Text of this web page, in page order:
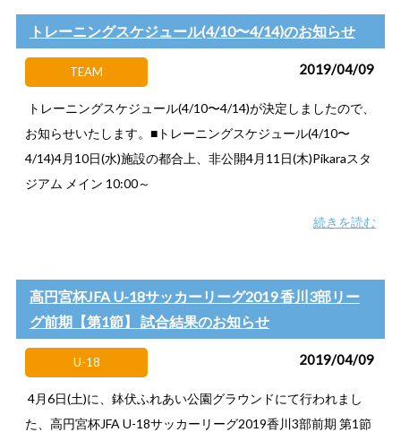
トレーニングスケジュール(4/10〜4/14)のお知らせ
TEAM 2019/04/09
トレーニングスケジュール(4/10〜4/14)が決定しましたので、
お知らせいたします。■トレーニングスケジュール(4/10〜
4/14)4月10日(水)施設の都合上、非公開4月11日(木)Pikaraスタ
ジアム メイン 10:00～
続きを読む
高円宮杯JFA U-18サッカーリーグ2019 香川3部リー
グ前期【第1節】 試合結果のお知らせ
U-18 2019/04/09
4月6日(土)に、鉢伏ふれあい公園グラウンドにて行われまし
た、高円宮杯JFA U-18サッカーリーグ2019香川3部前期 第1節